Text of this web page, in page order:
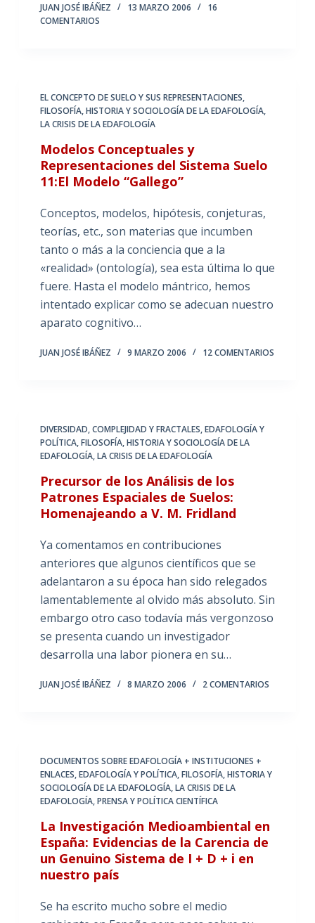
JUAN JOSÉ IBÁÑEZ 13 MARZO 2006
16
COMENTARIOS
EL CONCEPTO DE SUELO Y SUS REPRESENTACIONES,
FILOSOFÍA, HISTORIA Y SOCIOLOGÍA DE LA EDAFOLOGÍA,
LA CRISIS DE LA EDAFOLOGÍA
Modelos Conceptuales y
Representaciones del Sistema Suelo
11:El Modelo “Gallego”
Conceptos, modelos, hipótesis, conjeturas,
teorías, etc., son materias que incumben
tanto o más a la conciencia que a la
«realidad» (ontología), sea esta última lo que
fuere. Hasta el modelo mántrico, hemos
intentado explicar como se adecuan nuestro
aparato cognitivo…
JUAN JOSÉ IBÁÑEZ 9 MARZO 2006 12 COMENTARIOS
DIVERSIDAD, COMPLEJIDAD Y FRACTALES,EDAFOLOGÍA Y
POLÍTICA,FILOSOFÍA, HISTORIA Y SOCIOLOGÍA DE LA
EDAFOLOGÍA,LA CRISIS DE LA EDAFOLOGÍA
Precursor de los Análisis de los
Patrones Espaciales de Suelos:
Homenajeando a V. M. Fridland
Ya comentamos en contribuciones
anteriores que algunos científicos que se
adelantaron a su época han sido relegados
lamentablemente al olvido más absoluto. Sin
embargo otro caso todavía más vergonzoso
se presenta cuando un investigador
desarrolla una labor pionera en su…
JUAN JOSÉ IBÁÑEZ 8 MARZO 2006 2 COMENTARIOS
DOCUMENTOS SOBRE EDAFOLOGÍA + INSTITUCIONES +
ENLACES,EDAFOLOGÍA Y POLÍTICA,FILOSOFÍA, HISTORIA Y
SOCIOLOGÍA DE LA EDAFOLOGÍA,LA CRISIS DE LA
EDAFOLOGÍA,PRENSA Y POLÍTICA CIENTÍFICA
La Investigación Medioambiental en
España: Evidencias de la Carencia de
un Genuino Sistema de I + D + i en
nuestro país
Se ha escrito mucho sobre el medio